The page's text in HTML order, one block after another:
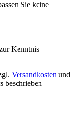
Sie keine
zur Kenntnis
Versandkosten und
beschrieben